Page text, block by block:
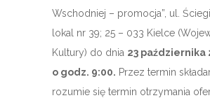
Wschodniej – promocja”, ul.
lokal nr 39; 25 – 033 Kielce
Kultury) do dnia 23 października
o godz. 9:00. Przez termin
rozumie się termin otrzymania